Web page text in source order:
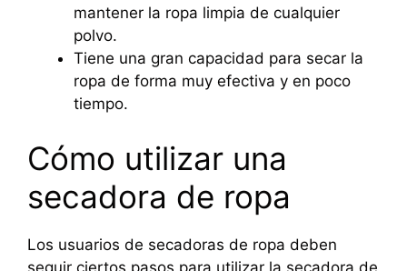
mantener la ropa limpia de cualquier
polvo.
Tiene una gran capacidad para secar la
ropa de forma muy efectiva y en poco
tiempo.
Cómo utilizar una
secadora de ropa
Los usuarios de secadoras de ropa deben
seguir ciertos pasos para utilizar la secadora de